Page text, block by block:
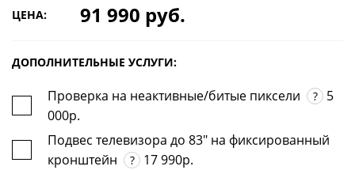
ЦЕНА: 91 990 руб.
ДОПОЛНИТЕЛЬНЫЕ УСЛУГИ:
Проверка на неактивные/битые пиксели ?
5
000р.
Подвес телевизора до 83" на фиксированный
кронштейн
?
17 990р.